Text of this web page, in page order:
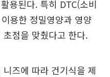
용된다. 특히 DTC(소비
용한 정밀영양과 영양
점을 맞췄다고 한다.
즈에 따라 건기식을 제